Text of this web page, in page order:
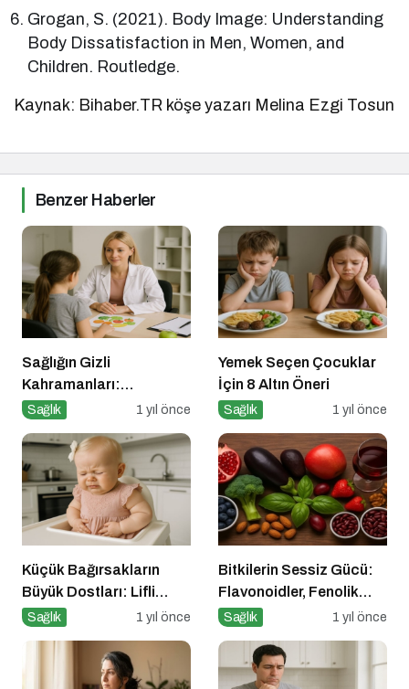
Grogan, S. (2021). Body Image: Understanding
Body Dissatisfaction in Men, Women, and
Children. Routledge.
Kaynak: Bihaber.TR köşe yazarı Melina Ezgi Tosun
Benzer Haberler
Sağlığın Gizli
Kahramanları:
Diyetisyenlerimiz
Sağlık 1 yıl önce
Yemek Seçen Çocuklar
İçin 8 Altın Öneri
Sağlık 1 yıl önce
Küçük Bağırsakların
Büyük Dostları: Lifli
Gıdalar ve Probiyotikler
Sağlık 1 yıl önce
Bitkilerin Sessiz Gücü:
Flavonoidler, Fenolik
Asitler ve Diğer
Sağlık 1 yıl önce